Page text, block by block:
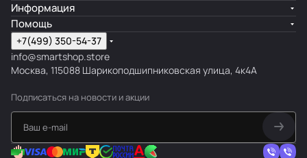
Информация
Помощь
+7(499) 350-54-37
info@smartshop.store
Москва, 115088 Шарикоподшипниковская улица, 4к4А
Подписаться на новости и акции